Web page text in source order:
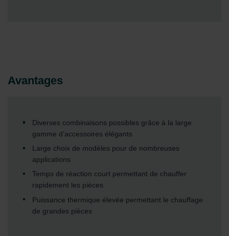
Avantages
Diverses combinaisons possibles grâce à la large
gamme d’accessoires élégants
Large choix de modèles pour de nombreuses
applications
Temps de réaction court permettant de chauffer
rapidement les pièces
Puissance thermique élevée permettant le chauffage
de grandes pièces